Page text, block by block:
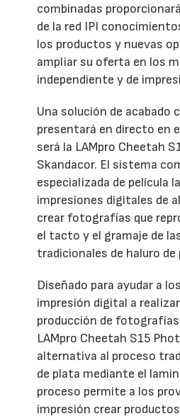
combinadas
de la red IPI
los productos y nuevas
ampliar su oferta en los
independiente y de
Una solución de acabado
presentará en directo en
será la LAMpro Cheetah
Skandacor. El sistema
especializada de película
impresiones digitales de
crear fotografías que
el tacto y el gramaje de
tradicionales de haluro de
Diseñado para ayudar a
impresión digital a
producción de
LAMpro Cheetah S15
alternativa al proceso
de plata mediante el
proceso permite a los
impresión crear